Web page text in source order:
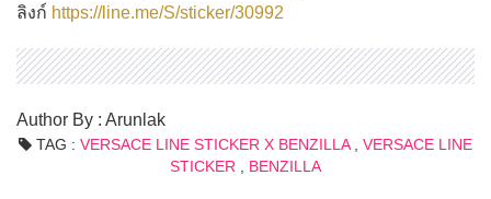
ลิงก์ https://line.me/S/sticker/30992
Author By : Arunlak
TAG : VERSACE LINE STICKER X BENZILLA, VERSACE LINE
STICKER
BENZILLA